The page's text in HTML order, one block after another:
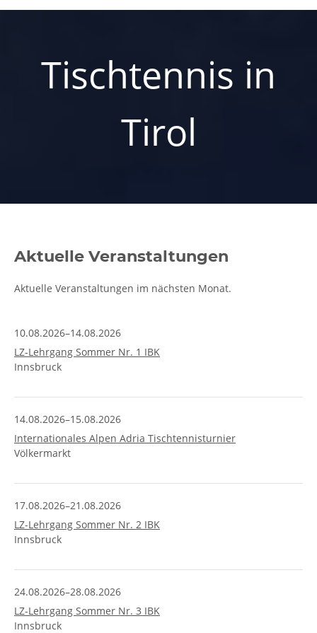
Tischtennis in
Tirol
Aktuelle Veranstaltungen
Aktuelle Veranstaltungen im nächsten Monat.
10.08.2026–14.08.2026
LZ-Lehrgang Sommer Nr. 1 IBK
Innsbruck
14.08.2026–15.08.2026
Internationales Alpen Adria Tischtennisturnier
Völkermarkt
17.08.2026–21.08.2026
LZ-Lehrgang Sommer Nr. 2 IBK
Innsbruck
24.08.2026–28.08.2026
LZ-Lehrgang Sommer Nr. 3 IBK
Innsbruck